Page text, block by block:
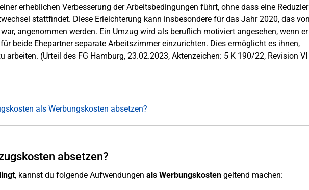
erheblichen Verbesserung der Arbeitsbedingungen führt, ohne dass eine
stattfindet. Diese Erleichterung kann insbesondere für das Jahr 2020, das
angenommen werden. Ein Umzug wird als beruflich motiviert angesehen, wenn
beide Ehepartner separate Arbeitszimmer einzurichten. Dies ermöglicht es ihnen,
arbeiten. (Urteil des FG Hamburg, 23.02.2023, Aktenzeichen: 5 K 190/22, Revision VI
als Werbungskosten absetzen?
absetzen?
, kannst du folgende Aufwendungen als Werbungskosten geltend machen: